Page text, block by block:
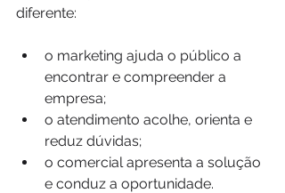
diferente:
o marketing ajuda o público a
encontrar e compreender a
empresa;
o atendimento acolhe, orienta e
reduz dúvidas;
o comercial apresenta a solução
e conduz a oportunidade.